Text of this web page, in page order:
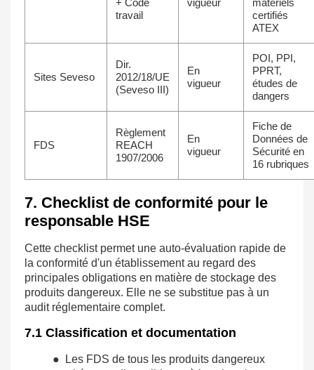
+ Code
travail
vigueur
matériels
certifiés
ATEX
Sites Seveso
Dir.
2012/18/UE
(Seveso III)
En
vigueur
POI, PPI,
PPRT,
études de
dangers
FDS
Règlement
REACH
1907/2006
En
vigueur
Fiche de
Données de
Sécurité en
16 rubriques
7. Checklist de conformité pour le
responsable HSE
Cette checklist permet une auto-évaluation rapide de
la conformité d'un établissement au regard des
principales obligations en matière de stockage des
produits dangereux. Elle ne se substitue pas à un
audit réglementaire complet.
7.1 Classification et documentation
● Les FDS de tous les produits dangereux